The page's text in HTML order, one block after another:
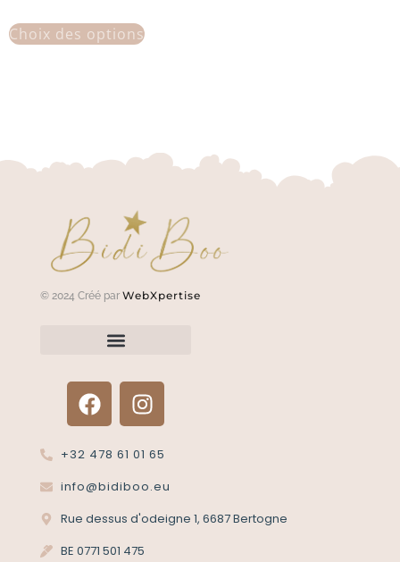
Choix des options
© 2024 Créé par WebXpertise
+32 478 61 01 65
info@bidiboo.eu
Rue dessus d'odeigne 1, 6687 Bertogne
BE 0771 501 475